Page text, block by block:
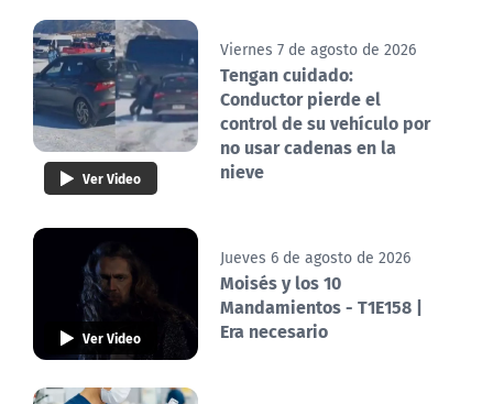
Ver Video
Viernes 7 de agosto de 2026
Tengan cuidado:
Conductor pierde el
control de su vehículo por
no usar cadenas en la
nieve
Ver Video
Jueves 6 de agosto de 2026
Moisés y los 10
Mandamientos - T1E158 |
Era necesario